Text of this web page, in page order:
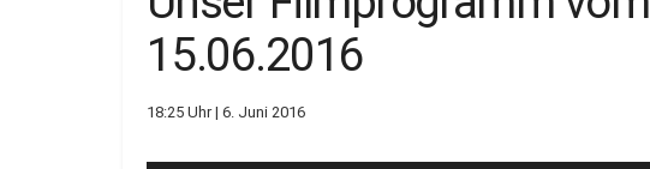
15.06.2016
18:25 Uhr | 6. Juni 2016